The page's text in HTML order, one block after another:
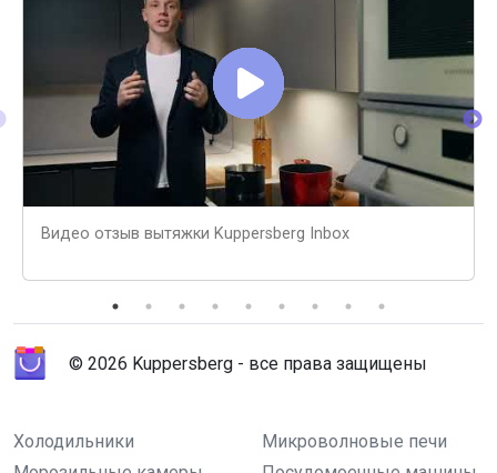
Видео отзыв вытяжки Kuppersberg Inbox
© 2026 Kuppersberg - все права защищены
Холодильники
Микроволновые печи